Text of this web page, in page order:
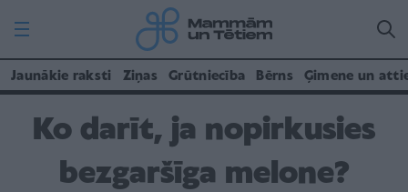
Jaunākie raksti Ziņas Grūtniecība Bērns Ģimene un
Ko darīt, ja nopirkusies
bezgaršīga melone?